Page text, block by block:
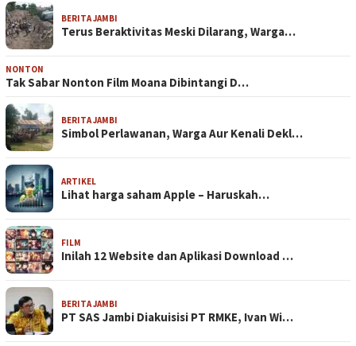
BERITA JAMBI
Terus Beraktivitas Meski Dilarang, Warga…
NONTON
Tak Sabar Nonton Film Moana Dibintangi D…
BERITA JAMBI
Simbol Perlawanan, Warga Aur Kenali Dekl…
ARTIKEL
Lihat harga saham Apple – Haruskah…
FILM
Inilah 12 Website dan Aplikasi Download …
BERITA JAMBI
PT SAS Jambi Diakuisisi PT RMKE, Ivan Wi…